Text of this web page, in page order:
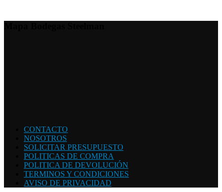
CONTACTO
NOSOTROS
SOLICITAR PRESUPUESTO
POLITICAS DE COMPRA
POLITICA DE DEVOLUCIÓN
TERMINOS Y CONDICIONES
AVISO DE PRIVACIDAD